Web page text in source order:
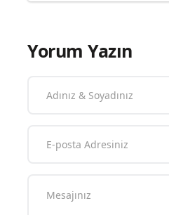
Yorum Yazın